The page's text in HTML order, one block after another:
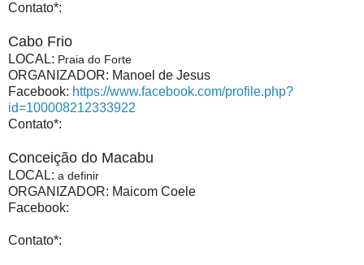
Contato*:
Cabo Frio
LOCAL: Praia do Forte
ORGANIZADOR: Manoel de Jesus
Facebook: https://www.facebook.com/profile.php?
id=100008212333922
Contato*:
Conceição do Macabu
LOCAL: a definir
ORGANIZADOR: Maicom Coele
Facebook:
Contato*: